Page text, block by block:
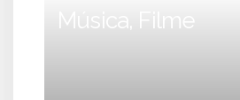
Música, Filme